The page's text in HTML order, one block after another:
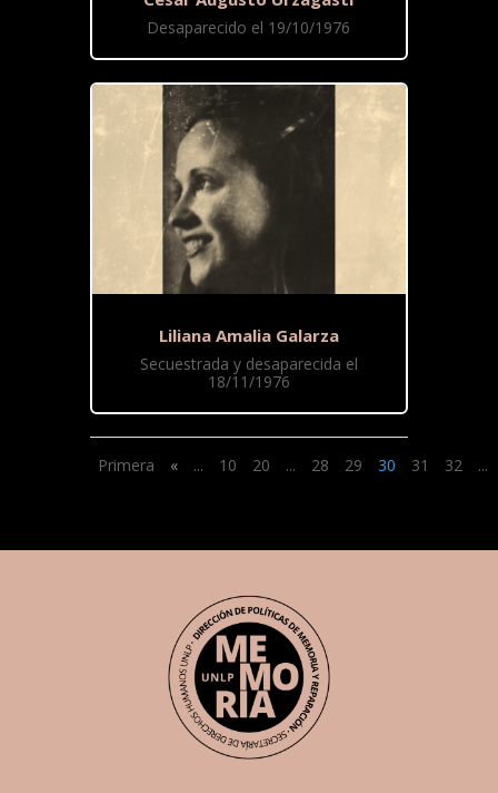
Desaparecido el 19/10/1976
Liliana Amalia Galarza
Secuestrada y desaparecida el
18/11/1976
Primera « ... 10 20 ... 28 29 30 31 32 ...